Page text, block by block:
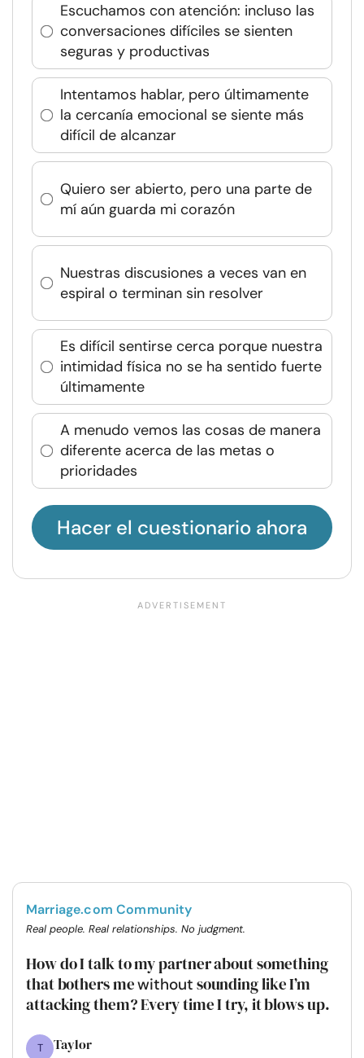
Escuchamos con atención: incluso las
conversaciones difíciles se sienten
seguras y productivas
Intentamos hablar, pero últimamente
la cercanía emocional se siente más
difícil de alcanzar
Quiero ser abierto, pero una parte de
mí aún guarda mi corazón
Nuestras discusiones a veces van en
espiral o terminan sin resolver
Es difícil sentirse cerca porque nuestra
intimidad física no se ha sentido fuerte
últimamente
A menudo vemos las cosas de manera
diferente acerca de las metas o
prioridades
Hacer el cuestionario ahora
Marriage.com Community
Real people. Real relationships. No judgment.
How do I talk to my partner about something
that bothers mewithout sounding like I’m
attacking them? Every time I try, it blows up.
T Taylor